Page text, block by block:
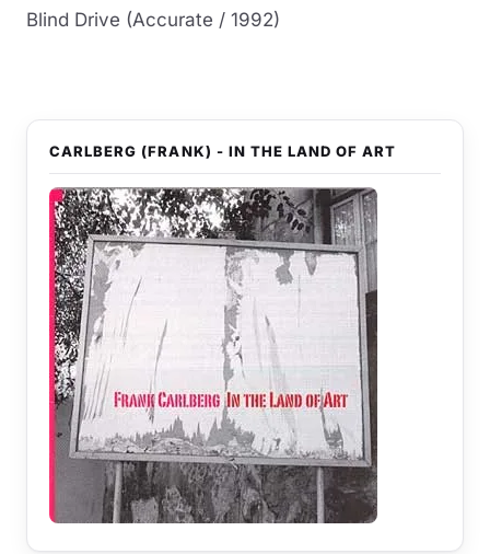
Blind Drive (Accurate / 1992)
CARLBERG (FRANK) - IN THE LAND OF ART